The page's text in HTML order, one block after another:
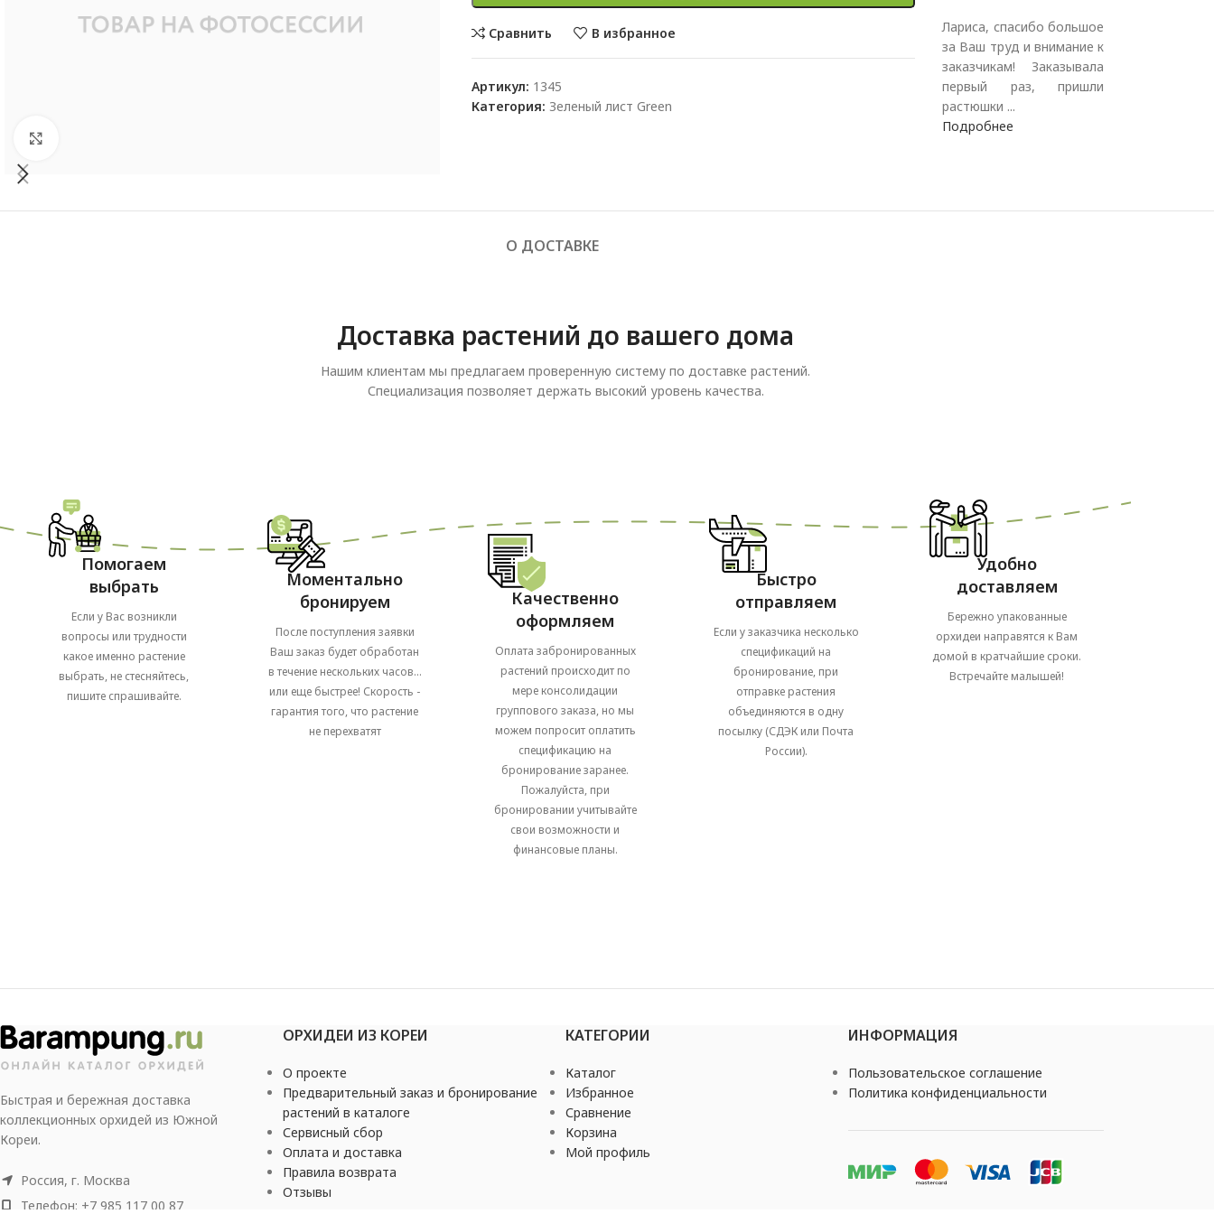
Сравнить В избранное
Артикул: 1345
Категория: Зеленый лист Green
Лариса, спасибо большое
за Ваш труд и внимание к
заказчикам! Заказывала
первый раз, пришли
растюшки ...
Подробнее
О ДОСТАВКЕ
Доставка растений до вашего дома
Нашим клиентам мы предлагаем проверенную систему по доставке растений.
Специализация позволяет держать высокий уровень качества.
Помогаем
выбрать
Если у Вас возникли
вопросы или трудности
какое именно растение
выбрать, не стесняйтесь,
пишите спрашивайте.
Моментально
бронируем
После поступления заявки
Ваш заказ будет обработан
в течение нескольких часов...
или еще быстрее! Скорость -
гарантия того, что растение
не перехватят
Качественно
оформляем
Оплата забронированных
растений происходит по
мере консолидации
группового заказа, но мы
можем попросит оплатить
спецификацию на
бронирование заранее.
Пожалуйста, при
бронировании учитывайте
свои возможности и
финансовые планы.
Быстро
отправляем
Если у заказчика несколько
спецификаций на
бронирование, при
отправке растения
объединяются в одну
посылку (СДЭК или Почта
России).
Удобно
доставляем
Бережно упакованные
орхидеи направятся к Вам
домой в кратчайшие сроки.
Встречайте малышей!
Быстрая и бережная доставка
коллекционных орхидей из Южной
Кореи.
Россия, г. Москва
Телефон: +7 985 117 00 87
ОРХИДЕИ ИЗ КОРЕИ
О проекте
Предварительный заказ и бронирование
растений в каталоге
Сервисный сбор
Оплата и доставка
Правила возврата
Отзывы
КАТЕГОРИИ
Каталог
Избранное
Сравнение
Корзина
Мой профиль
ИНФОРМАЦИЯ
Пользовательское соглашение
Политика конфиденциальности